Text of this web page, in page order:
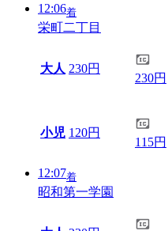
12:06着
栄町二丁目
大人 230円
230円
小児 120円
115円
12:07着
昭和第一学園